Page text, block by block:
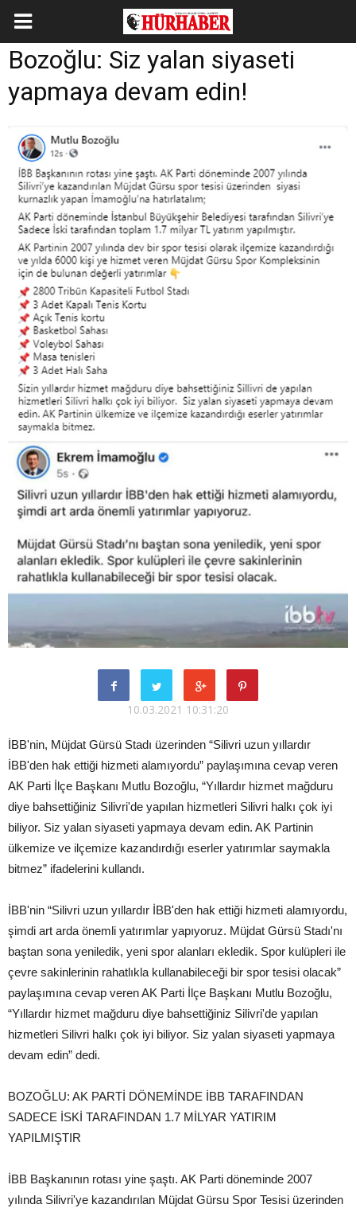
Bozoğlu: Siz yalan siyaseti
yapmaya devam edin!
10.03.2021 10:31:20
İBB'nin, Müjdat Gürsü Stadı üzerinden “Silivri uzun yıllardır
İBB'den hak ettiği hizmeti alamıyordu” paylaşımına cevap veren
AK Parti İlçe Başkanı Mutlu Bozoğlu, “Yıllardır hizmet mağduru
diye bahsettiğiniz Silivri'de yapılan hizmetleri Silivri halkı çok iyi
biliyor. Siz yalan siyaseti yapmaya devam edin. AK Partinin
ülkemize ve ilçemize kazandırdığı eserler yatırımlar saymakla
bitmez” ifadelerini kullandı.
İBB'nin “Silivri uzun yıllardır İBB'den hak ettiği hizmeti alamıyordu,
şimdi art arda önemli yatırımlar yapıyoruz. Müjdat Gürsü Stadı'nı
baştan sona yeniledik, yeni spor alanları ekledik. Spor kulüpleri ile
çevre sakinlerinin rahatlıkla kullanabileceği bir spor tesisi olacak”
paylaşımına cevap veren AK Parti İlçe Başkanı Mutlu Bozoğlu,
“Yıllardır hizmet mağduru diye bahsettiğiniz Silivri'de yapılan
hizmetleri Silivri halkı çok iyi biliyor. Siz yalan siyaseti yapmaya
devam edin” dedi.
BOZOĞLU: AK PARTİ DÖNEMİNDE İBB TARAFINDAN
SADECE İSKİ TARAFINDAN 1.7 MİLYAR YATIRIM
YAPILMIŞTIR
İBB Başkanının rotası yine şaştı. AK Parti döneminde 2007
yılında Silivri'ye kazandırılan Müjdat Gürsu Spor Tesisi üzerinden